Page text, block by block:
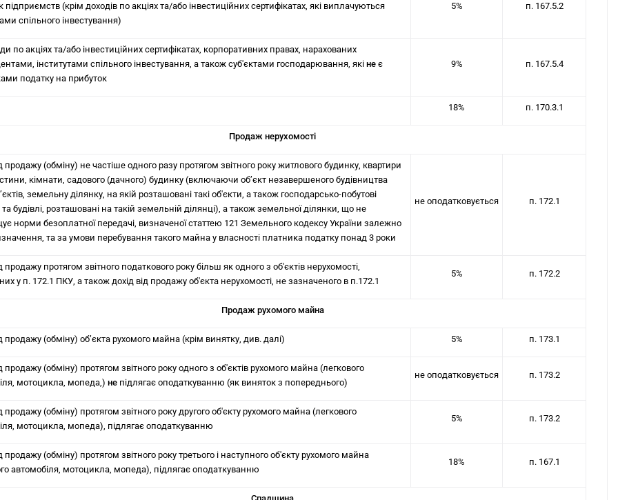
підприємств (крім доходів по акціях та/або інвестиційних сертифікатах, які виплачуються
спільного інвестування)
5% п. 167.5.2
по акціях та/або інвестиційних сертифікатах, корпоративних правах, нарахованих
інститутами спільного інвестування, а також суб'єктами господарювання, які не є
податку на прибуток
9% п. 167.5.4
18% п. 170.3.1
Продаж нерухомості
продажу (обміну) не частіше одного разу протягом звітного року житлового будинку, квартири
кімнати, садового (дачного) будинку (включаючи об’єкт незавершеного будівництва
земельну ділянку, на якій розташовані такі об'єкти, а також господарсько-побутові
будівлі, розташовані на такій земельній ділянці), а також земельної ділянки, що не
норми безоплатної передачі, визначеної статтею 121 Земельного кодексу України залежно
та за умови перебування такого майна у власності платника податку понад 3 роки
не оподатковується п. 172.1
продажу протягом звітного податкового року більш як одного з об'єктів нерухомості,
у п. 172.1 ПКУ, а також дохід від продажу об'єкта нерухомості, не зазначеного в п.172.1
5% п. 172.2
Продаж рухомого майна
продажу (обміну) об’єкта рухомого майна (крім винятку, див. далі) 5% п. 173.1
продажу (обміну) протягом звітного року одного з об'єктів рухомого майна (легкового
мотоцикла, мопеда,) не підлягає оподаткуванню (як виняток з попереднього)
не оподатковується п. 173.2
продажу (обміну) протягом звітного року другого об'єкту рухомого майна (легкового
мотоцикла, мопеда), підлягає оподаткуванню
5% п. 173.2
продажу (обміну) протягом звітного року третього і наступного об'єкту рухомого майна
автомобіля, мотоцикла, мопеда), підлягає оподаткуванню
18% п. 167.1